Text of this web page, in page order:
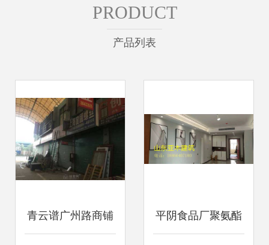
PRODUCT
产品列表
青云谱广州路商铺 平阴食品厂聚氨酯